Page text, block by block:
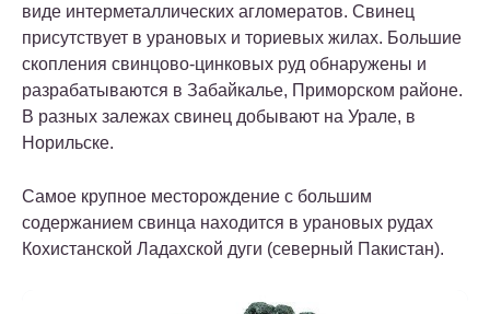
виде интерметаллических агломератов. Свинец
присутствует в урановых и ториевых жилах. Большие
скопления свинцово-цинковых руд обнаружены и
разрабатываются в Забайкалье, Приморском районе.
В разных залежах свинец добывают на Урале, в
Норильске.
Самое крупное месторождение с большим
содержанием свинца находится в урановых рудах
Кохистанской Ладахской дуги (северный Пакистан).